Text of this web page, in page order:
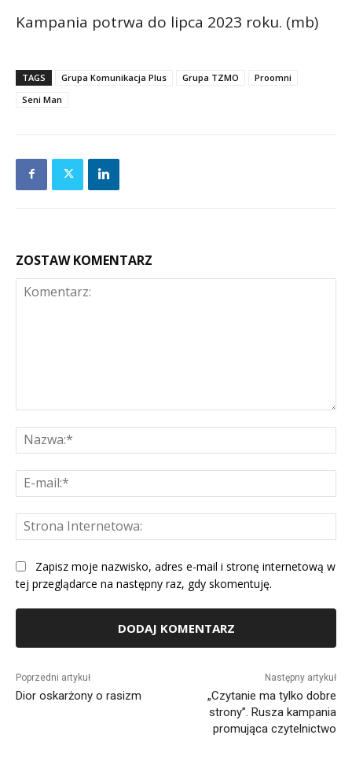
Kampania potrwa do lipca 2023 roku. (mb)
TAGS Grupa Komunikacja Plus Grupa TZMO
Proomni
Seni Man
ZOSTAW KOMENTARZ
Zapisz moje nazwisko, adres e-mail i stronę internetową w
tej przeglądarce na następny raz, gdy skomentuję.
Poprzedni artykuł
Dior oskarżony o rasizm
Następny artykuł
„Czytanie ma tylko dobre
strony”. Rusza kampania
promująca czytelnictwo